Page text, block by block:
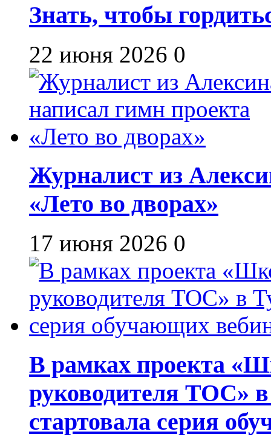
Знать, чтобы
22 июня 2026 0
Журналист из
«Лето во дворах»
17 июня 2026 0
В рамках проекта
руководителя ТОС»
стартовала серия